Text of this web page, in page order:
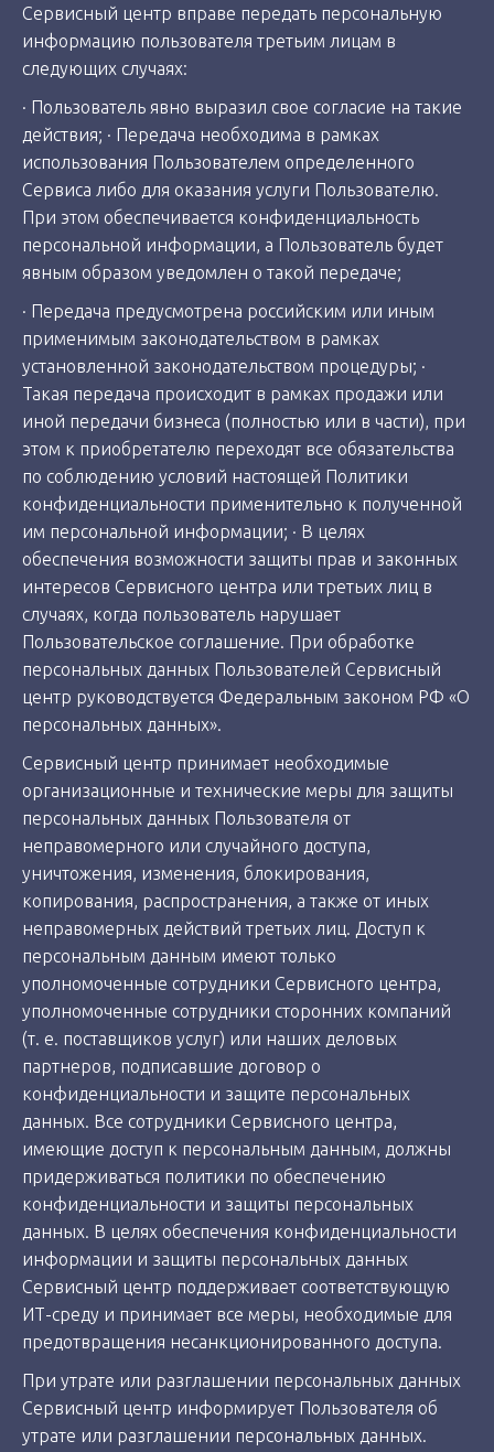
Сервисный центр вправе передать персональную
информацию пользователя третьим лицам в
следующих случаях:
· Пользователь явно выразил свое согласие на такие
действия; · Передача необходима в рамках
использования Пользователем определенного
Сервиса либо для оказания услуги Пользователю.
При этом обеспечивается конфиденциальность
персональной информации, а Пользователь будет
явным образом уведомлен о такой передаче;
· Передача предусмотрена российским или иным
применимым законодательством в рамках
установленной законодательством процедуры; ·
Такая передача происходит в рамках продажи или
иной передачи бизнеса (полностью или в части), при
этом к приобретателю переходят все обязательства
по соблюдению условий настоящей Политики
конфиденциальности применительно к полученной
им персональной информации; · В целях
обеспечения возможности защиты прав и законных
интересов Сервисного центра или третьих лиц в
случаях, когда пользователь нарушает
Пользовательское соглашение. При обработке
персональных данных Пользователей Сервисный
центр руководствуется Федеральным законом РФ «О
персональных данных».
Сервисный центр принимает необходимые
организационные и технические меры для защиты
персональных данных Пользователя от
неправомерного или случайного доступа,
уничтожения, изменения, блокирования,
копирования, распространения, а также от иных
неправомерных действий третьих лиц. Доступ к
персональным данным имеют только
уполномоченные сотрудники Сервисного центра,
уполномоченные сотрудники сторонних компаний
(т. е. поставщиков услуг) или наших деловых
партнеров, подписавшие договор о
конфиденциальности и защите персональных
данных. Все сотрудники Сервисного центра,
имеющие доступ к персональным данным, должны
придерживаться политики по обеспечению
конфиденциальности и защиты персональных
данных. В целях обеспечения конфиденциальности
информации и защиты персональных данных
Сервисный центр поддерживает соответствующую
ИТ-среду и принимает все меры, необходимые для
предотвращения несанкционированного доступа.
При утрате или разглашении персональных данных
Сервисный центр информирует Пользователя об
утрате или разглашении персональных данных.